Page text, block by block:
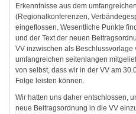
Erkenntnisse aus dem
(Regionalkonferenzen,
eingeflossen. Wesentliche Punkte
und der Text der neuen
VV inzwischen als Beschlussvorlage
umfangreichen seitenlangen
von selbst, dass wir in der VV am
Folge leisten können.
Wir hatten uns daher entschlossen,
neue Beitragsordnung in die VV